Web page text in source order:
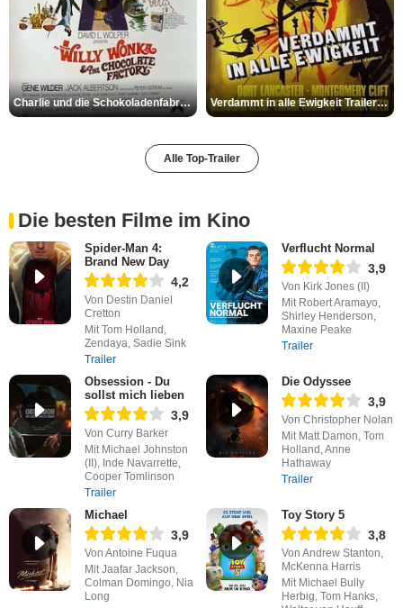
Charlie und die Schokoladenfabrik Trailer OV Verdammt in alle Ewigkeit Trailer OV
Alle Top-Trailer
Die besten Filme im Kino
Spider-Man 4:
Brand New Day
4,2
Von Destin Daniel
Cretton
Mit Tom Holland,
Zendaya, Sadie Sink
Trailer
Verflucht Normal
3,9
Von Kirk Jones (II)
Mit Robert Aramayo,
Shirley Henderson,
Maxine Peake
Trailer
Obsession - Du
sollst mich lieben
3,9
Von Curry Barker
Mit Michael Johnston
(II), Inde Navarrette,
Cooper Tomlinson
Trailer
Die Odyssee
3,9
Von Christopher Nolan
Mit Matt Damon, Tom
Holland, Anne
Hathaway
Trailer
Michael
3,9
Von Antoine Fuqua
Mit Jaafar Jackson,
Colman Domingo, Nia
Long
Toy Story 5
3,8
Von Andrew Stanton,
McKenna Harris
Mit Michael Bully
Herbig, Tom Hanks,